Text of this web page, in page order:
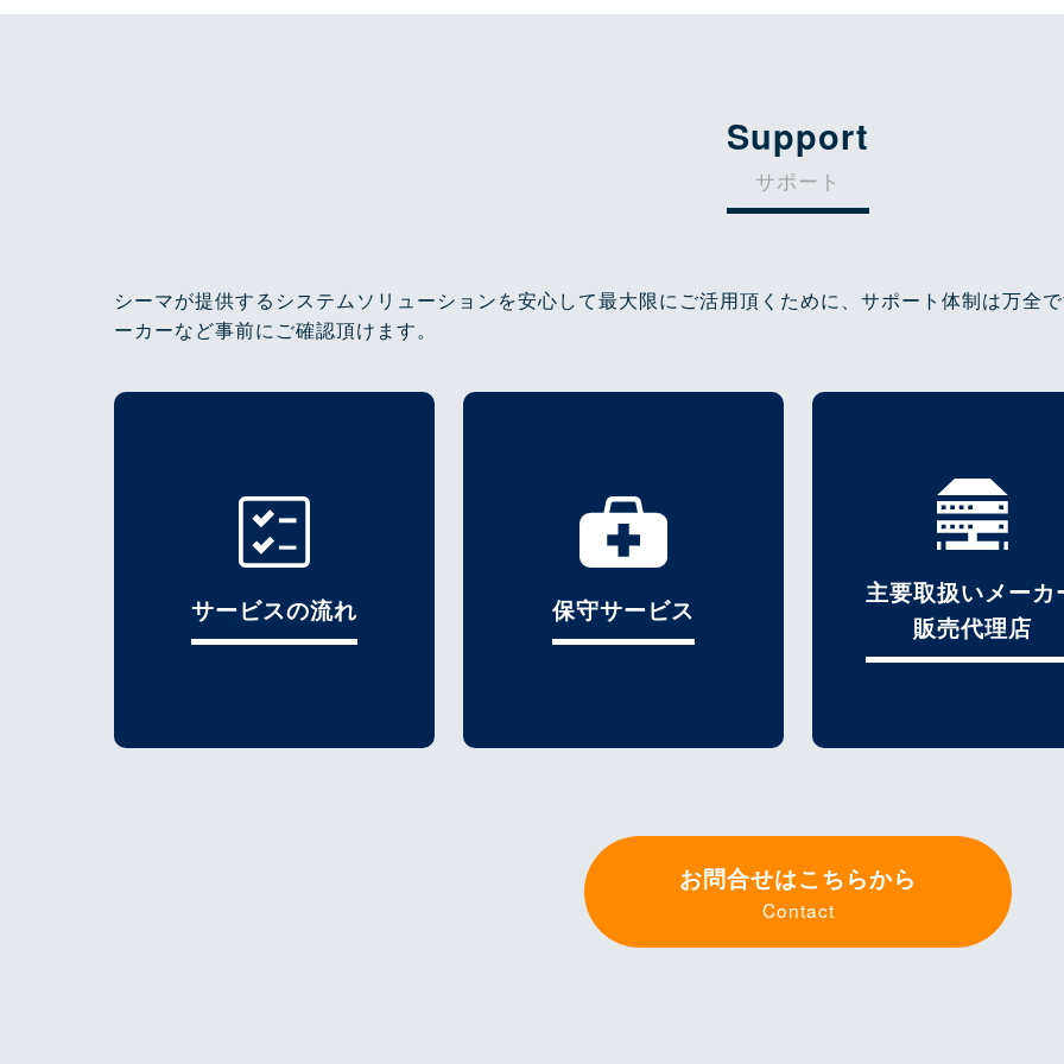
Support
サポート
シーマが提供するシステムソリューションを安心して最大限にご活用頂くために、サポート体制は万全
ーカーなど事前にご確認頂けます。
サービスの流れ 保守サービス
主要取扱いメーカ
販売代理店
お問合せはこちらから
Contact